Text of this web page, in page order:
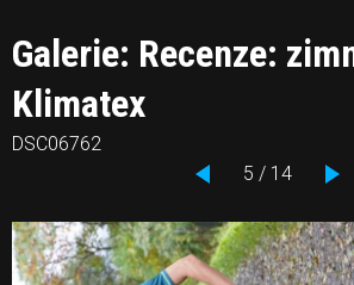
Galerie: Recenze:
Klimatex
DSC06762
5 / 14